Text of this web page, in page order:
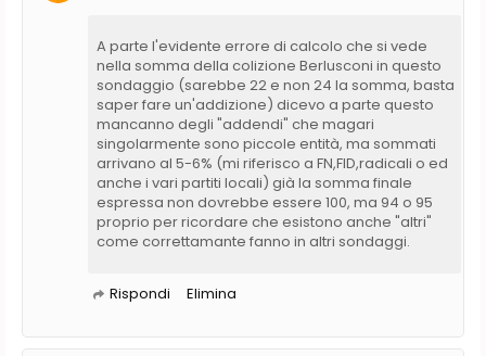
A parte l'evidente errore di calcolo che si vede
nella somma della colizione Berlusconi in questo
sondaggio (sarebbe 22 e non 24 la somma, basta
saper fare un'addizione) dicevo a parte questo
mancanno degli "addendi" che magari
singolarmente sono piccole entità, ma sommati
arrivano al 5-6% (mi riferisco a FN,FID,radicali o ed
anche i vari partiti locali) già la somma finale
espressa non dovrebbe essere 100, ma 94 o 95
proprio per ricordare che esistono anche "altri"
come correttamante fanno in altri sondaggi.
Rispondi Elimina